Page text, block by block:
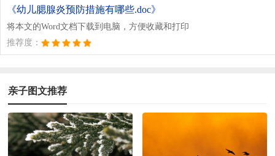
《幼儿腮腺炎预防措施有哪些.doc》
将本文的Word文档下载到电脑，方便收藏和打印
推荐度：
亲子图文推荐